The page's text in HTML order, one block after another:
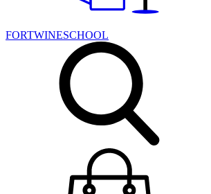
FORTWINESCHOOL